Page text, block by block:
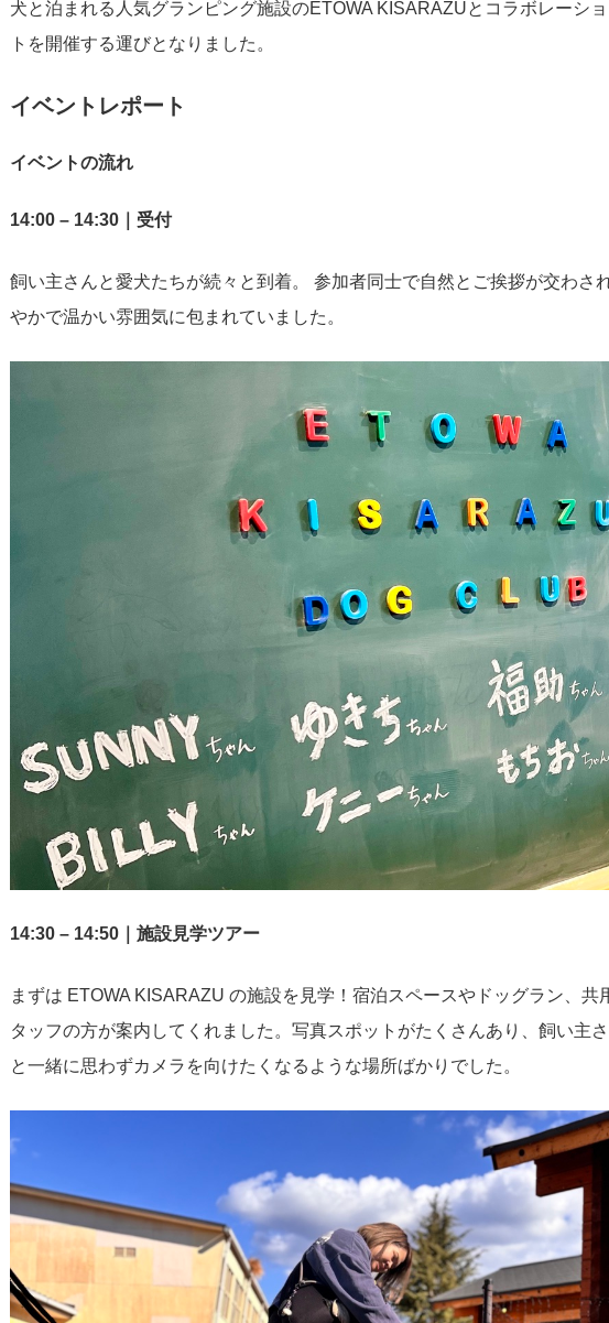
犬と泊まれる人気グランピング施設のETOWA KISARAZUとコラボレーシ
トを開催する運びとなりました。
イベントレポート
イベントの流れ
14:00 – 14:30｜受付
飼い主さんと愛犬たちが続々と到着。 参加者同士で自然とご挨拶が交わさ
やかで温かい雰囲気に包まれていました。
14:30 – 14:50｜施設見学ツアー
まずは ETOWA KISARAZU の施設を見学！宿泊スペースやドッグラン、共
タッフの方が案内してくれました。写真スポットがたくさんあり、飼い主
と一緒に思わずカメラを向けたくなるような場所ばかりでした。